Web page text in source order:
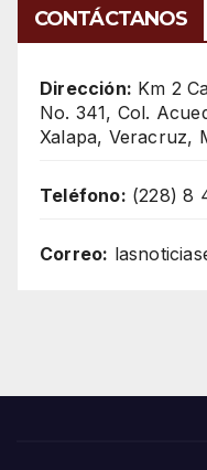
CONTÁCTANOS
Dirección: Km 2
No. 341, Col.
Xalapa, Veracruz,
Teléfono: (228) 8
Correo: